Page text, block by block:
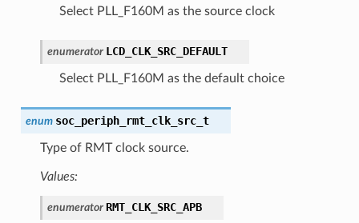
Select PLL_F160M as the source clock
enumerator LCD_CLK_SRC_DEFAULT
Select PLL_F160M as the default choice
enum soc_periph_rmt_clk_src_t
Type of RMT clock source.
Values:
enumerator RMT_CLK_SRC_APB